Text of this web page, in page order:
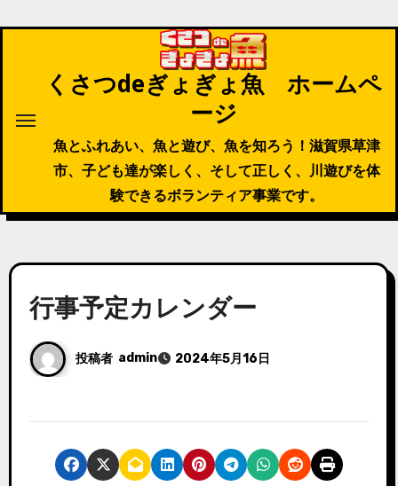
くさつdeぎょぎょ魚 ホームペ
ージ
魚とふれあい、魚と遊び、魚を知ろう！滋賀県草津
市、子ども達が楽しく、そして正しく、川遊びを体
験できるボランティア事業です。
行事予定カレンダー
投稿者 admin 2024年5月16日